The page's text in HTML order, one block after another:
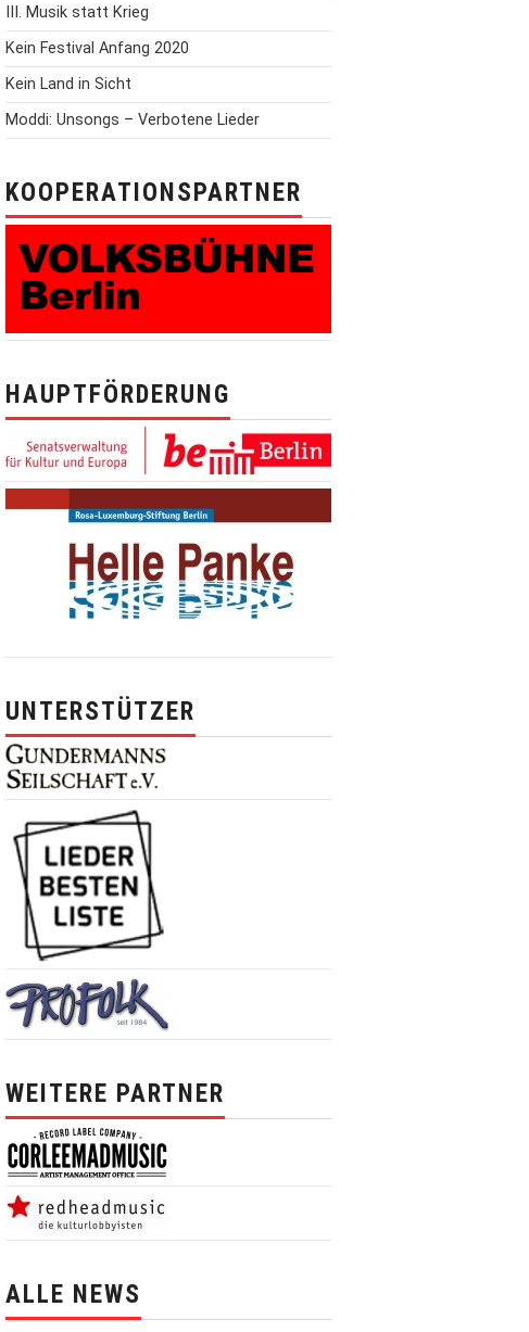
III. Musik statt Krieg
Kein Festival Anfang 2020
Kein Land in Sicht
Moddi: Unsongs – Verbotene Lieder
KOOPERATIONSPARTNER
HAUPTFÖRDERUNG
UNTERSTÜTZER
WEITERE PARTNER
ALLE NEWS